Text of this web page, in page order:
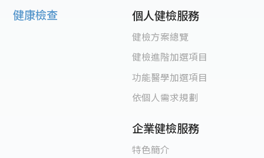
健康檢查 個人健檢服務
健檢方案總覽
健檢進階加選項目
功能醫學加選項目
依個人需求規劃
企業健檢服務
特色簡介